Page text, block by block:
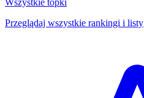
Wszystkie topki
Przeglądaj wszystkie rankingi i listy